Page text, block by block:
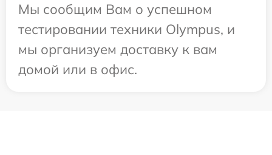
Мы сообщим Вам о успешном
тестировании техники Olympus, и
мы организуем доставку к вам
домой или в офис.